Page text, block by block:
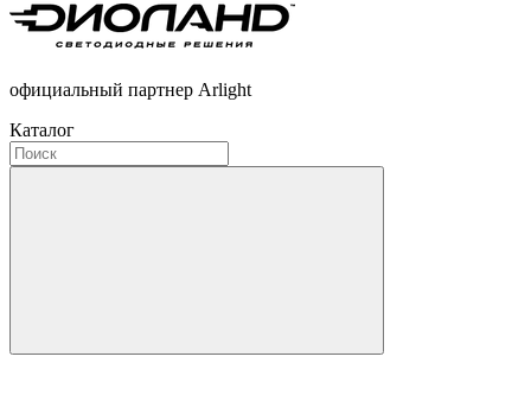
официальный партнер Arlight
Каталог